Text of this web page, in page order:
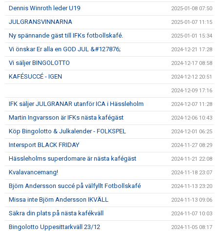
Dennis Winroth leder U19 2025-01-08 07:50
JULGRANSVINNARNA 2025-01-07 11:15
Ny spännande gäst till IFKs fotbollskafé. 2025-01-01 15:34
Vi önskar Er alla en GOD JUL &#127876; 2024-12-21 17:28
Vi säljer BINGOLOTTO 2024-12-17 08:58
KAFÉSUCCÉ - IGEN 2024-12-12 20:51
2024-12-09 17:16
IFK säljer JULGRANAR utanför ICA i Hässleholm 2024-12-07 11:28
Martin Ingvarsson är IFKs nästa kafégäst 2024-12-06 10:43
Köp Bingolotto & Julkalender - FOLKSPEL 2024-12-01 06:25
Intersport BLACK FRIDAY 2024-11-27 08:29
Hässleholms superdomare är nästa kafégäst 2024-11-21 22:08
Kvalavancemang! 2024-11-18 23:07
Björn Andersson succé på välfyllt Fotbollskafé 2024-11-13 23:20
Missa inte Björn Andersson IKVÄLL 2024-11-13 09:06
Säkra din plats på nästa kafékväll 2024-11-07 10:03
Bingolotto Uppesittarkväll 23/12 2024-11-05 08:17